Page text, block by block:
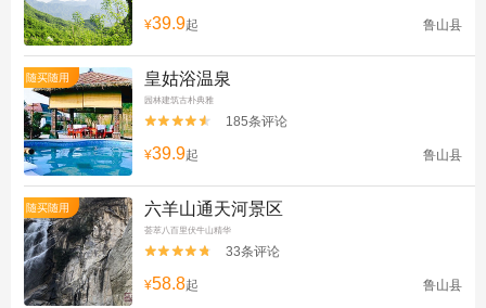
¥39.9起 鲁山县
随买随用 皇姑浴温泉
园林建筑古朴典雅

 185条评论
¥39.9起 鲁山县
随买随用 六羊山通天河景区
荟萃八百里伏牛山精华

 33条评论
¥58.8起 鲁山县